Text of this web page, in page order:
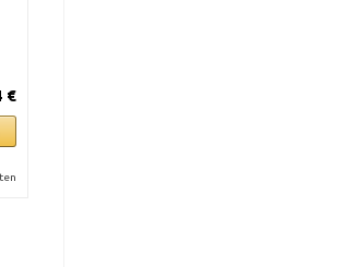
€